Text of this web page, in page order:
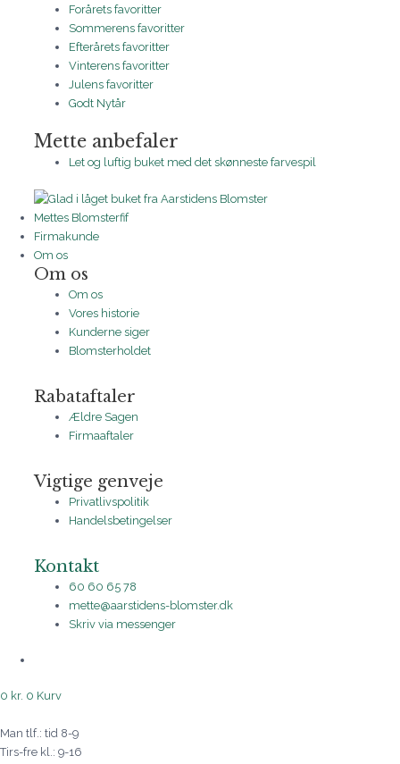
Forårets favoritter
Sommerens favoritter
Efterårets favoritter
Vinterens favoritter
Julens favoritter
Godt Nytår
Mette anbefaler
Let og luftig buket med det skønneste farvespil
Mettes Blomsterfif
Firmakunde
Om os
Om os
Om os
Vores historie
Kunderne siger
Blomsterholdet
Rabataftaler
Ældre Sagen
Firmaaftaler
Vigtige genveje
Privatlivspolitik
Handelsbetingelser
Kontakt
60 60 65 78
mette@aarstidens-blomster.dk
Skriv via messenger
0 kr. 0 Kurv
Man tlf.: tid 8-9
Tirs-fre kl.: 9-16